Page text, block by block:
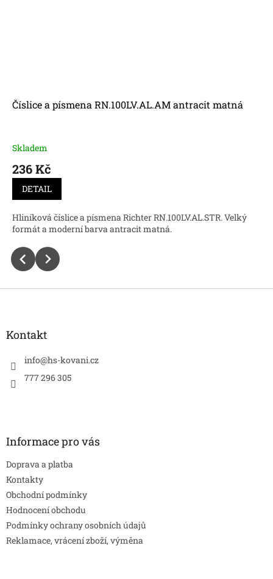
Číslice a písmena RN.100LV.AL.AM antracit matná
Skladem
236 Kč
DETAIL
Hliníková číslice a písmena Richter RN.100LV.AL.STR. Velký
formát a moderní barva antracit matná.
Z
Kontakt
info@hs-kovani.cz
777 296 305
Informace pro vás
Doprava a platba
Kontakty
Obchodní podmínky
Hodnocení obchodu
Podmínky ochrany osobních údajů
Reklamace, vrácení zboží, výměna